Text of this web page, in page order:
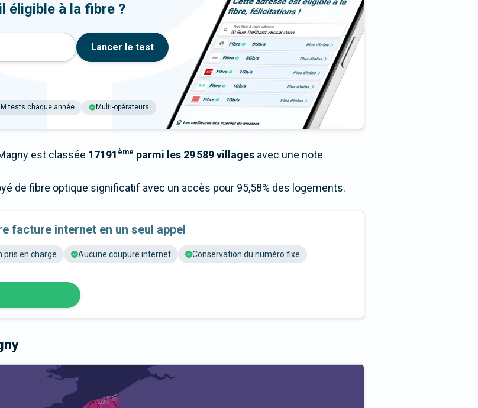
éligible à la fibre ?
Lancer le test
tests chaque année Multi-opérateurs
est classée 17191 ème parmi les 29 589 villages avec une note
de fibre optique significatif avec un accès pour 95,58% des logements.
facture internet en un seul appel
pris en charge Aucune coupure internet Conservation du numéro fixe